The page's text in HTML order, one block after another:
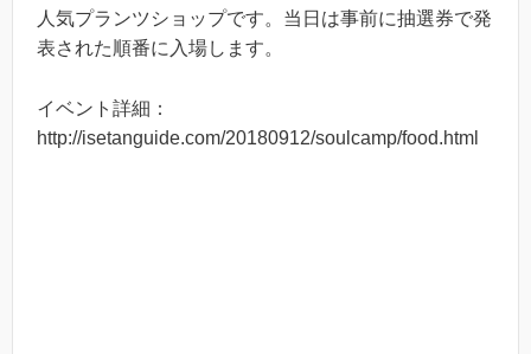
人気プランツショップです。当日は事前に抽選券で発
表された順番に入場します。
イベント詳細：
http://isetanguide.com/20180912/soulcamp/food.html